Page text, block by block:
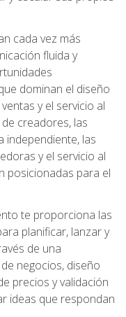
cada vez más
fluida y
dominan el diseño
y el servicio al
creadores, las
independiente, las
y el servicio al
posicionadas para el
te proporciona las
planificar, lanzar y
de una
negocios, diseño
precios y validación
ideas que respondan